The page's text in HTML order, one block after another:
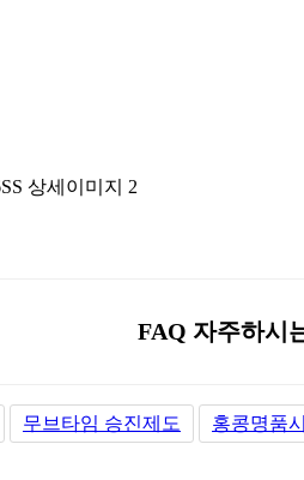
FAQ 자주하시
무브타임 승진제도 홍콩명품